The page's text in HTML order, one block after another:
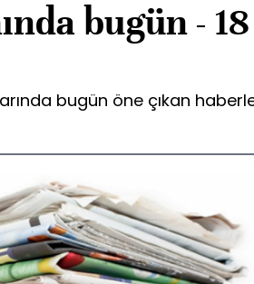
bugün - 18
bugün öne çıkan